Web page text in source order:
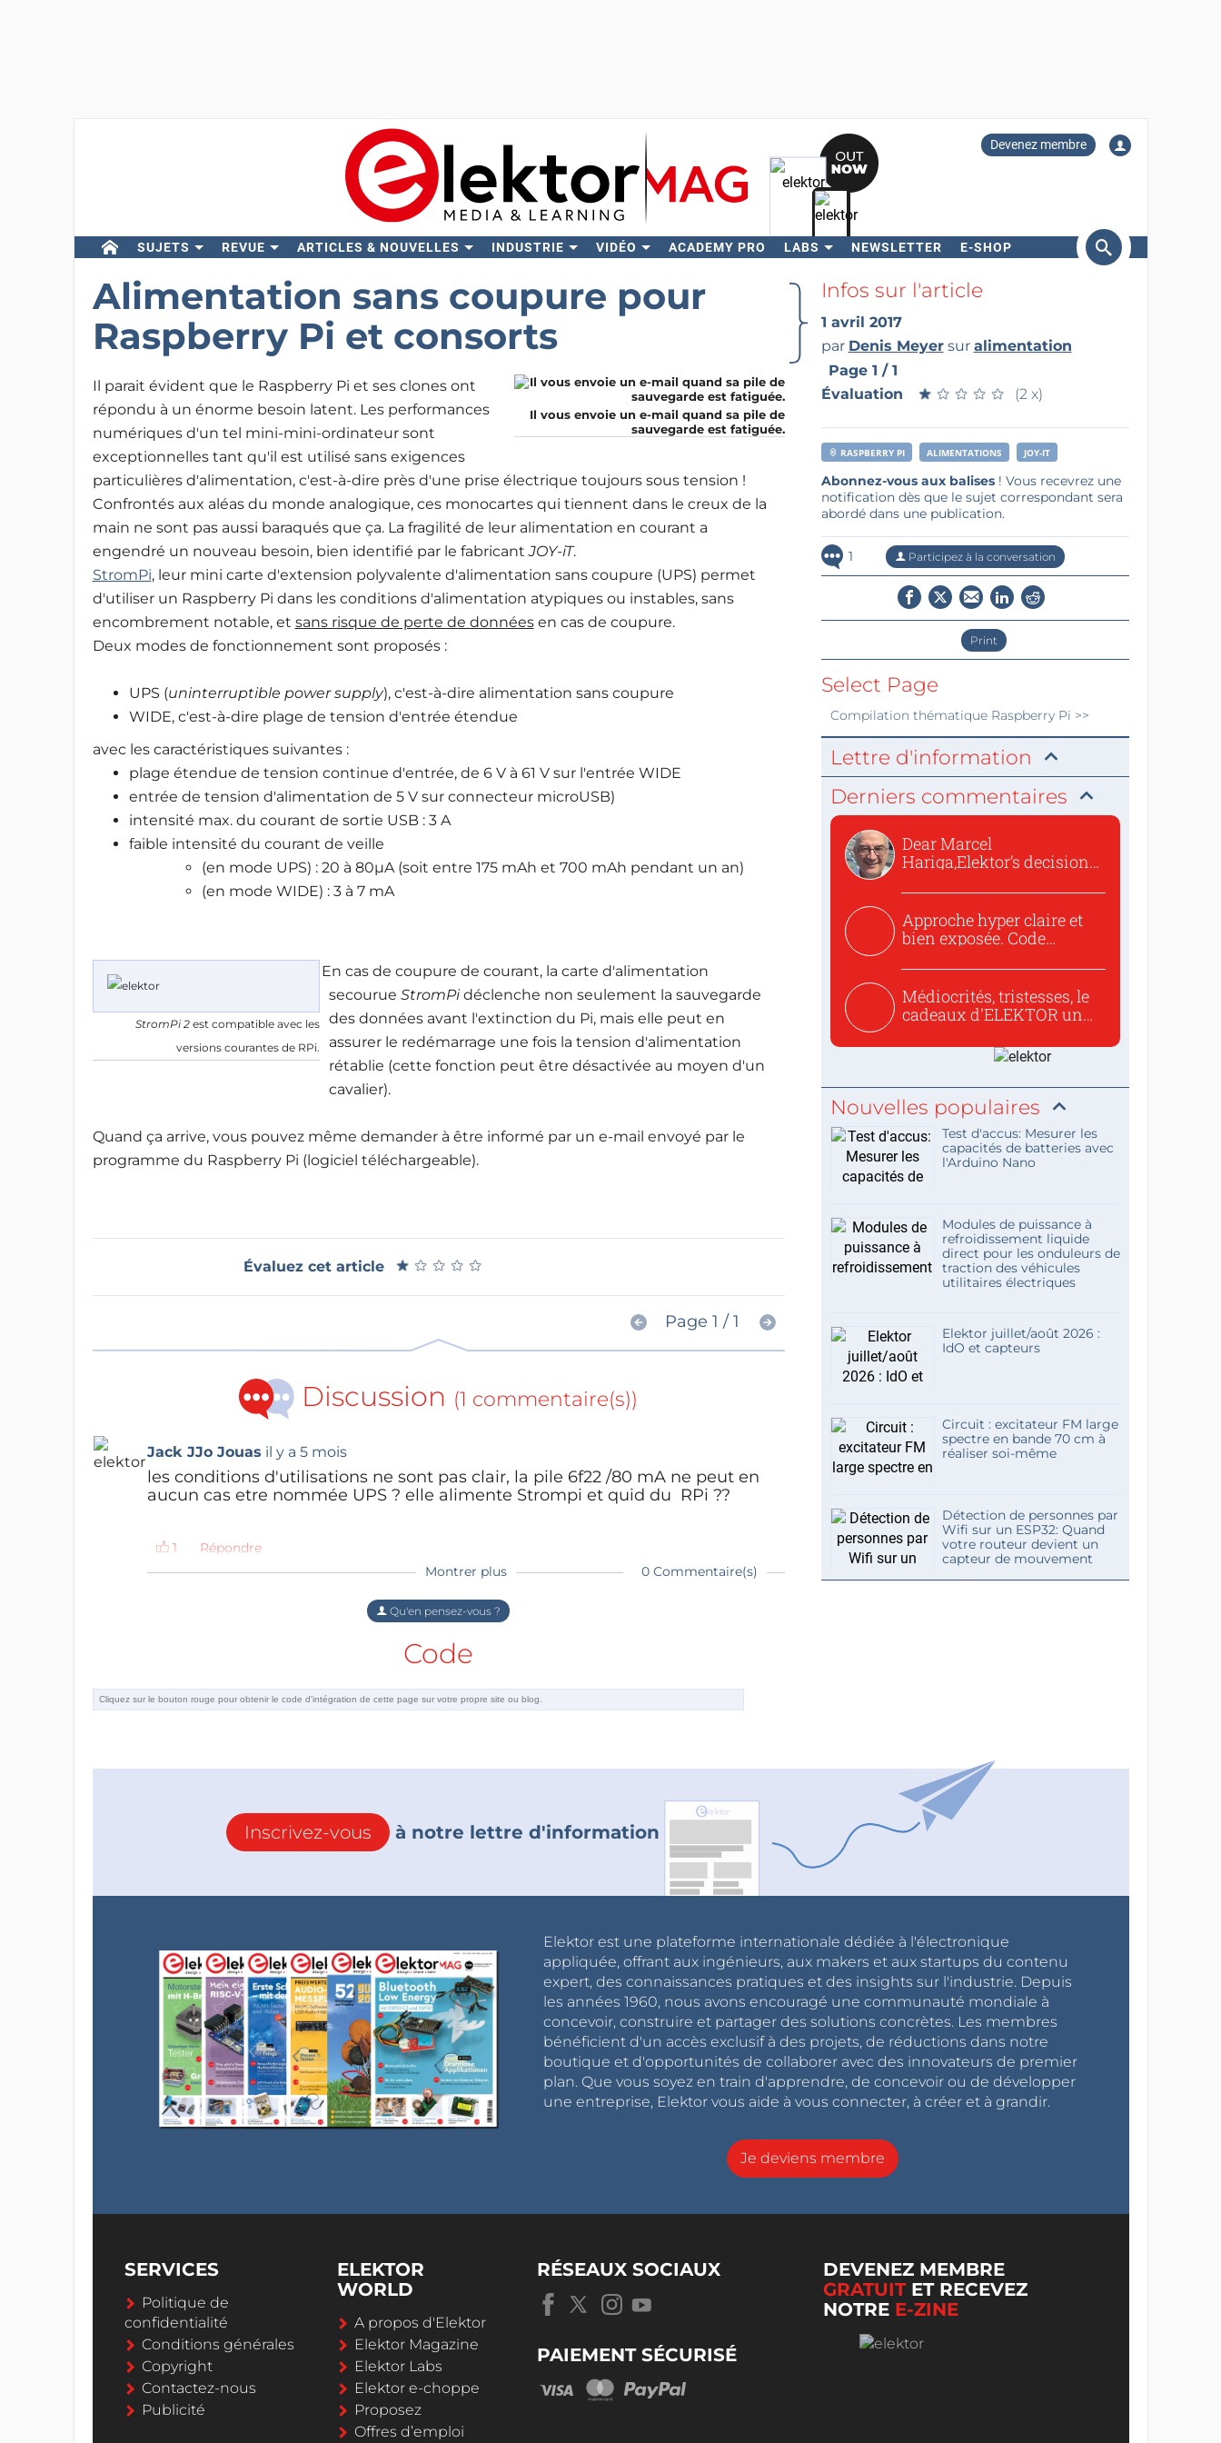
Devenez membre
SUJETS REVUE ARTICLES & NOUVELLES INDUSTRIE VIDÉO ACADEMY PRO LABS NEWSLETTER E-SHOP
Rechercher
Alimentation sans coupure pour
Raspberry Pi et consorts
Il vous envoie un e-mail quand sa pile de
sauvegarde est fatiguée.
Il parait évident que le Raspberry Pi et ses clones ont
répondu à un énorme besoin latent. Les performances
numériques d'un tel mini-mini-ordinateur sont
exceptionnelles tant qu'il est utilisé sans exigences
particulières d'alimentation, c'est-à-dire près d'une prise électrique toujours sous tension !
Confrontés aux aléas du monde analogique, ces monocartes qui tiennent dans le creux de la
main ne sont pas aussi baraqués que ça. La fragilité de leur alimentation en courant a
engendré un nouveau besoin, bien identifié par le fabricantJOY-iT.
StromPi, leur mini carte d'extension polyvalente d'alimentation sans coupure (UPS) permet
d'utiliser un Raspberry Pi dans les conditions d'alimentation atypiques ou instables, sans
encombrement notable, et sans risque de perte de donnéesen cas de coupure.
Deux modes de fonctionnement sont proposés :
UPS (uninterruptible power supply), c'est-à-dire alimentation sans coupure
WIDE, c'est-à-dire plage de tension d'entrée étendue
avec les caractéristiques suivantes :
plage étendue de tension continue d'entrée, de 6 V à 61 V sur l'entrée WIDE
entrée de tension d'alimentation de 5 V sur connecteur microUSB)
intensité max. du courant de sortie USB : 3 A
faible intensité du courant de veille
(en mode UPS) : 20 à 80μA (soit entre 175 mAh et 700 mAh pendant un an)
(en mode WIDE) : 3 à 7 mA
StromPi 2est compatible avec les
versions courantes de RPi.
En cas de coupure de courant, la carte d'alimentation
secourue StromPidéclenche non seulement la sauvegarde
des données avant l'extinction du Pi, mais elle peut en
assurer le redémarrage une fois la tension d'alimentation
rétablie (cette fonction peut être désactivée au moyen d'un
cavalier).
Quand ça arrive, vous pouvez même demander à être informé par un e-mail envoyé par le
programme du Raspberry Pi (logiciel téléchargeable).
Évaluez cet article ★ ★ ★ ★ ★
★ ★ ★ ★ ★
Page 1 / 1
Discussion (1 commentaire(s))
Jack JJo Jouas il y a 5 mois
les conditions d'utilisations ne sont pas clair, la pile 6f22 /80 mA ne peut en
aucun cas etre nommée UPS ? elle alimente Strompi et quid du RPi ??
Répondre
Montrer plus
0 Commentaire(s)
Qu'en pensez-vous ?
Code
Infos sur l'article
1 avril 2017
par Denis Meyersur alimentation
Page 1 / 1
Évaluation
★ ★ ★ ★ ★
★ ★ ★ ★ ★ (2 x)
RASPBERRY PI ALIMENTATIONS JOY-IT
Abonnez-vous aux balises! Vous recevrez une
notification dès que le sujet correspondant sera
abordé dans une publication.
1 Participez à la conversation
Print
Select Page
Compilation thématique Raspberry Pi >>
Lettre d'information
Derniers commentaires
Dear Marcel
Hariga,Elektor’s decision
Approche hyper claire et
bien exposée. Code
Médiocrités, tristesses, le
cadeaux d'ELEKTOR un
Nouvelles populaires
Test d'accus: Mesurer les
capacités de batteries avec
l'Arduino Nano
Modules de puissance à
refroidissement liquide
direct pour les onduleurs de
traction des véhicules
utilitaires électriques
Elektor juillet/août 2026 :
IdO et capteurs
Circuit : excitateur FM large
spectre en bande 70 cm à
réaliser soi-même
Détection de personnes par
Wifi sur un ESP32: Quand
votre routeur devient un
capteur de mouvement
Inscrivez-vous à notre lettre d'information
Elektor est une plateforme internationale dédiée à l'électronique
appliquée, offrant aux ingénieurs, aux makers et aux startups du contenu
expert, des connaissances pratiques et des insights sur l'industrie. Depuis
les années 1960, nous avons encouragé une communauté mondiale à
concevoir, construire et partager des solutions concrètes. Les membres
bénéficient d'un accès exclusif à des projets, de réductions dans notre
boutique et d'opportunités de collaborer avec des innovateurs de premier
plan. Que vous soyez en train d'apprendre, de concevoir ou de développer
une entreprise, Elektor vous aide à vous connecter, à créer et à grandir.
Je deviens membre
SERVICES
Politique de
confidentialité
Conditions générales
Copyright
Contactez-nous
Publicité
ELEKTOR
WORLD
A propos d'Elektor
Elektor Magazine
Elektor Labs
Elektor e-choppe
Proposez
Offres d’emploi
RÉSEAUX SOCIAUX
PAIEMENT SÉCURISÉ
DEVENEZ MEMBRE
GRATUITET RECEVEZ
NOTRE E-ZINE